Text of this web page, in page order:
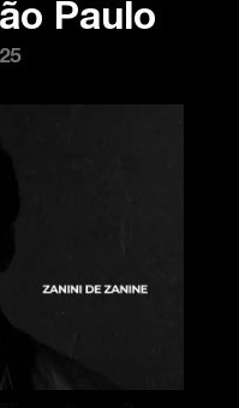
Paulo